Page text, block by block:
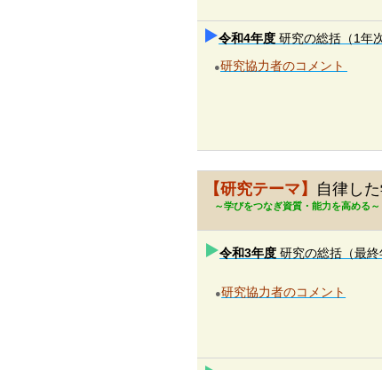
令和4年度 研究の総括（1年次
●研究協力者のコメント
【研究テーマ】 自律し
～学びをつなぎ資質・能力を高める～
令和3年度研究の総括（最終
●研究協力者のコメント